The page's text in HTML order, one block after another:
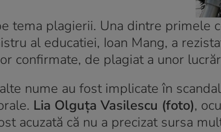
tema plagierii. Una dintre primele
al educatiei, Ioan Mang, a
confirmate, de plagiat a unor
nume au fost implicate în
Lia Olguța Vasilescu (foto),
acuzată că nu a precizat sursa